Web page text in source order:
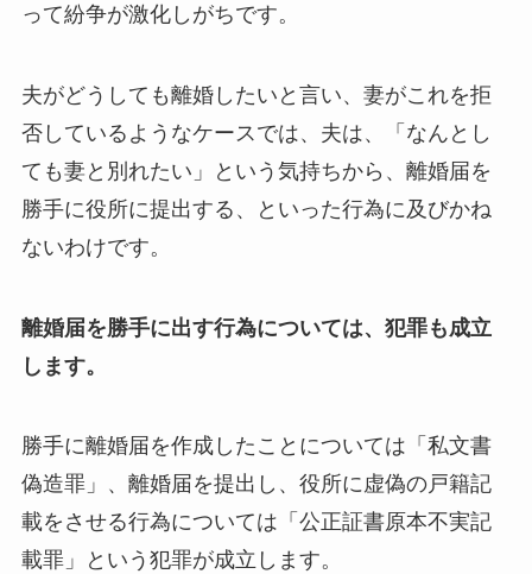
って紛争が激化しがちです。
夫がどうしても離婚したいと言い、妻がこれを拒
否しているようなケースでは、夫は、「なんとし
ても妻と別れたい」という気持ちから、離婚届を
勝手に役所に提出する、といった行為に及びかね
ないわけです。
離婚届を勝手に出す行為については、犯罪も成立
します。
勝手に離婚届を作成したことについては「私文書
偽造罪」、離婚届を提出し、役所に虚偽の戸籍記
載をさせる行為については「公正証書原本不実記
載罪」という犯罪が成立します。